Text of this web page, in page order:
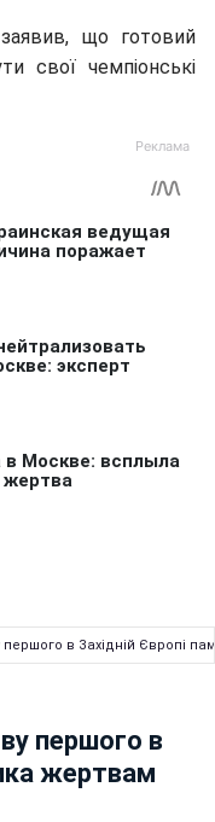
що готовий
свої чемпіонські
першого в Західній Європі
першого в
жертвам